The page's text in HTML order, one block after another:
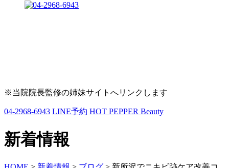
※当院院長監修の姉妹サイトへリンクします
04-2968-6943 LINE予約 HOT PEPPER Beauty
新着情報